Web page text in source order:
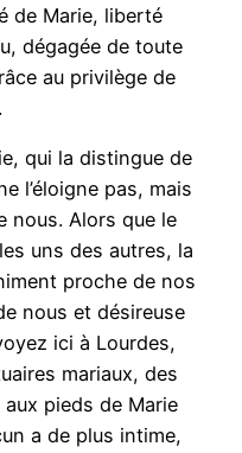
de Marie, liberté
dégagée de toute
au privilège de
qui la distingue de
l’éloigne pas, mais
nous. Alors que le
uns des autres, la
proche de nos
nous et désireuse
ici à Lourdes,
mariaux, des
pieds de Marie
a de plus intime,